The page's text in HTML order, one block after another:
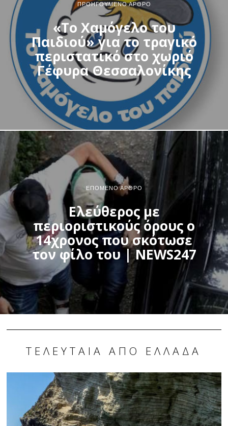
ΠΡΟΗΓΟΎΜΕΝΟ ΆΡΘΡΟ
«Το Χαμόγελο του
Παιδιού» για το τραγικό
περιστατικό στο χωριό
Γέφυρα Θεσσαλονίκης
ΕΠΌΜΕΝΟ ΆΡΘΡΟ
Ελεύθερος με
περιοριστικούς όρους ο
14χρονος που σκότωσε
τον φίλο του | NEWS247
ΤΕΛΕΥΤΑΊΑ ΑΠΌ ΕΛΛΆΔΑ